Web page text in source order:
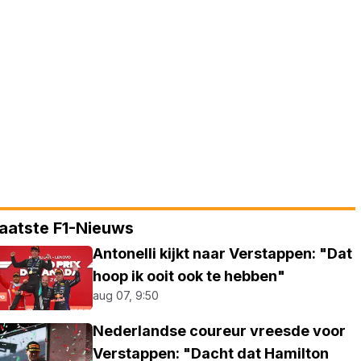
F1-Nieuws
Antonelli kijkt naar Verstappen: "Dat
hoop ik ooit ook te hebben"
aug 07, 9:50
Nederlandse coureur vreesde voor
Verstappen: "Dacht dat Hamilton